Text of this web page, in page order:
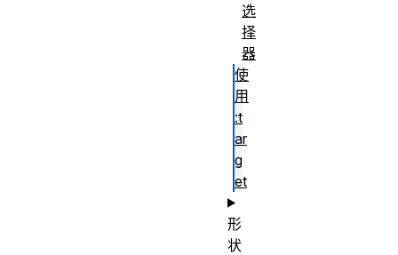
选
择
器
使
用
:t
ar
g
et
形
状